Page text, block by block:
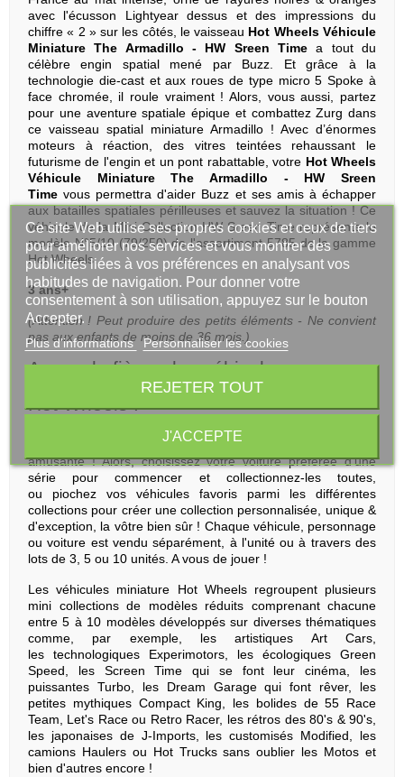
avec l'écusson Lightyear dessus et des impressions du
chiffre « 2 » sur les côtés, le vaisseau Hot Wheels Véhicule
Miniature The Armadillo - HW Sreen Time a tout du
célèbre engin spatial mené par Buzz. Et grâce à la
technologie die-cast et aux roues de type micro 5 Spoke à
face chromée, il roule vraiment ! Alors, vous aussi, partez
pour une aventure spatiale épique et combattez Zurg dans
ce vaisseau spatial miniature Armadillo ! Avec d’énormes
moteurs à réaction, des vitres teintées rehaussant le
futurisme de l'engin et un pont rabattable, votre Hot Wheels
Véhicule Miniature The Armadillo - HW Sreen
Timevous permettra d'aider Buzz et ses amis à échapper
aux batailles spatiales périlleuses et sauvez la situation ! Ce
véhicule de la Mini Collection HW Sreen Time représente le
modèle N°5/10 (79/250) de l'assortiment 5785 de la gamme
Hot Wheels.
3 ans+
(Attention ! Peut produire des petits éléments - Ne convient
pas aux enfants de moins de 36 mois.)
A vous la fièvre des véhicules
d'exception avec les Mini Collections
Hot Wheels !
Les mini collections Hot Wheels rendent la création de votre
propre collection de véhicules Hot Wheels encore plus
amusante ! Alors, choisissez votre voiture préférée d'une
série pour commencer et collectionnez-les toutes,
ou piochez vos véhicules favoris parmi les différentes
collections pour créer une collection personnalisée, unique &
d'exception, la vôtre bien sûr ! Chaque véhicule, personnage
ou voiture est vendu séparément, à l'unité ou à travers des
lots de 3, 5 ou 10 unités. A vous de jouer !
Les véhicules miniature Hot Wheels regroupent plusieurs
mini collections de modèles réduits comprenant chacune
entre 5 à 10 modèles développés sur diverses thématiques
comme, par exemple, les artistiques Art Cars,
les technologiques Experimotors, les écologiques Green
Speed, les Screen Time qui se font leur cinéma, les
puissantes Turbo, les Dream Garage qui font rêver, les
petites mythiques Compact King, les bolides de 55 Race
Team, Let's Race ou Retro Racer, les rétros des 80's & 90's,
les japonaises de J-Imports, les customisés Modified, les
camions Haulers ou Hot Trucks sans oublier les Motos et
bien d'autres encore !
Ce site Web utilise ses propres cookies et ceux de tiers
pour améliorer nos services et vous montrer des
publicités liées à vos préférences en analysant vos
habitudes de navigation. Pour donner votre
consentement à son utilisation, appuyez sur le bouton
Accepter.
Plus d'informations Personnaliser les cookies
REJETER TOUT
J'ACCEPTE